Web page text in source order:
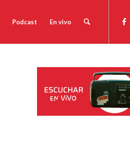
Podcast En vivo